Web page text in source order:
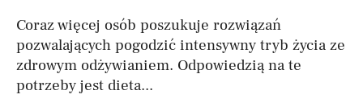
Coraz więcej osób poszukuje rozwiązań
pozwalających pogodzić intensywny tryb życia ze
zdrowym odżywianiem. Odpowiedzią na te
potrzeby jest dieta...